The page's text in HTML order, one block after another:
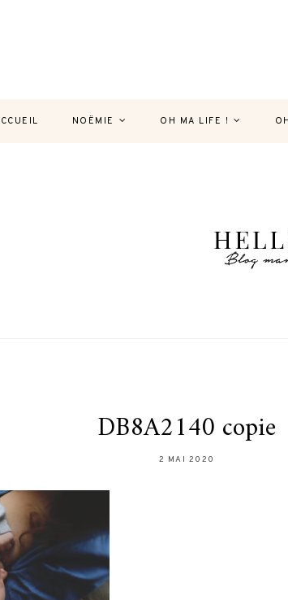
NOËMIE OH MA LIFE !
DB8A2140 copie
2 MAI 2020